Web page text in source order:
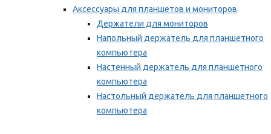
Аксессуары для планшетов и мониторов
Держатели для мониторов
Напольный держатель для планшетного
компьютера
Настенный держатель для планшетного
компьютера
Настольный держатель для планшетного
компьютера